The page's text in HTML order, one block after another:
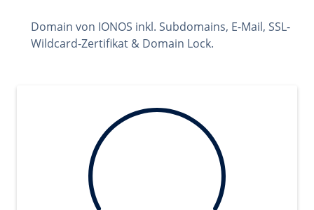
Domain von IONOS inkl. Subdomains, E-Mail, SSL-
Wildcard-Zertifikat & Domain Lock.